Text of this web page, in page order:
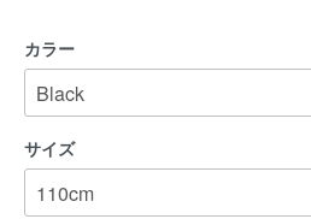
カラー
サイズ